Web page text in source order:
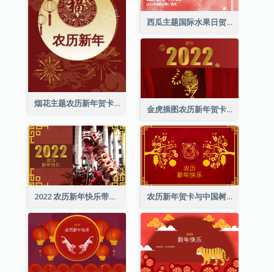
烟花主题农历新年贺卡
西瓜主题国际水果日贺卡
金虎插图农历新年贺卡
2022 农历新年快乐带照片贺卡 农历新年贺卡与中国树插图